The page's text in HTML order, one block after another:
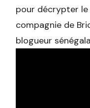
pour décrypter le
compagnie de
blogueur